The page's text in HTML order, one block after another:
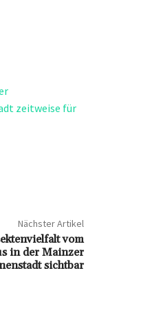
zeitweise für
Nächster Artikel
vom
in der Mainzer
sichtbar